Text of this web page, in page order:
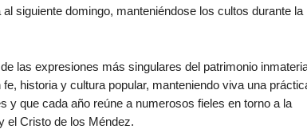
siguiente domingo, manteniéndose los cultos durante la
las expresiones más singulares del patrimonio
historia y cultura popular, manteniendo viva una
y que cada año reúne a numerosos fieles en torno a la
el Cristo de los Méndez.